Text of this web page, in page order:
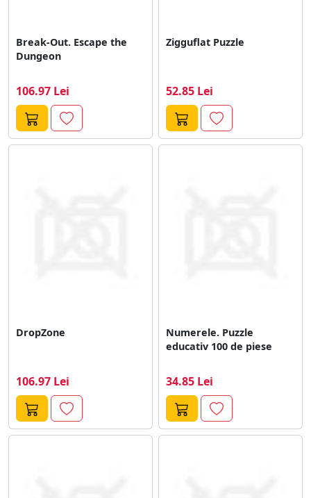
Break-Out. Escape the
Dungeon
106.97 Lei
Zigguflat Puzzle
52.85 Lei
DropZone
106.97 Lei
Numerele. Puzzle
educativ 100 de piese
34.85 Lei